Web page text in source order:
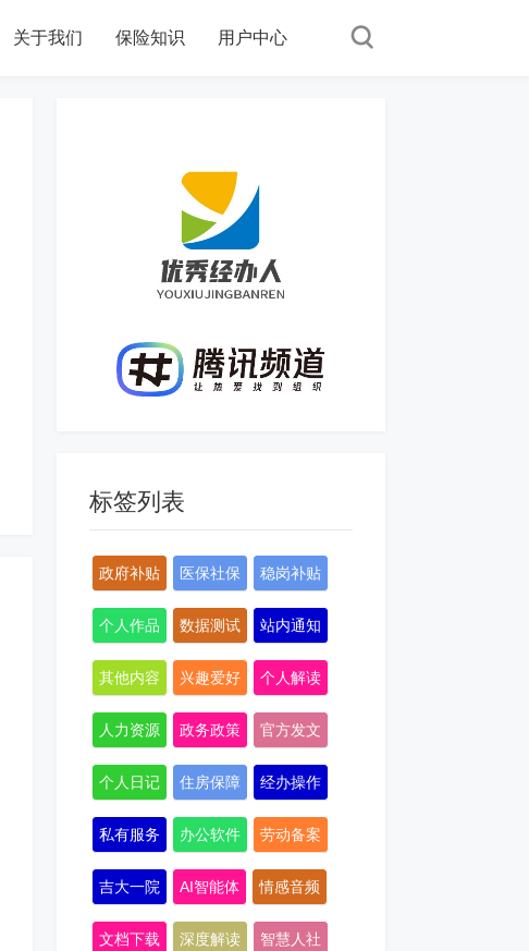
关于我们 保险知识 用户中心
标签列表
政府补贴 医保社保 稳岗补贴
个人作品 数据测试 站内通知
其他内容 兴趣爱好 个人解读
人力资源 政务政策 官方发文
个人日记 住房保障 经办操作
私有服务 办公软件 劳动备案
吉大一院 AI智能体 情感音频
文档下载 深度解读 智慧人社